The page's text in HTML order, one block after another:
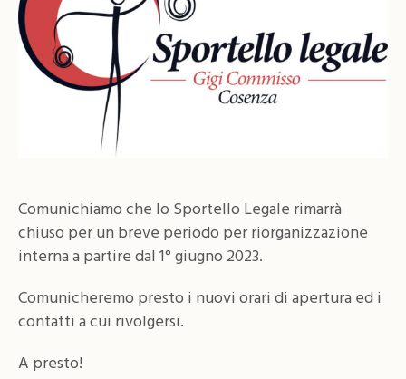
Comunichiamo che lo Sportello Legale rimarrà
chiuso per un breve periodo per riorganizzazione
interna a partire dal 1° giugno 2023.
Comunicheremo presto i nuovi orari di apertura ed i
contatti a cui rivolgersi.
A presto!